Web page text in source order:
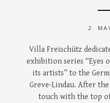
2.
Villa Freischütz
exhibition series “Eyes
its artists” to the
Greve-Lindau. After
touch with the top